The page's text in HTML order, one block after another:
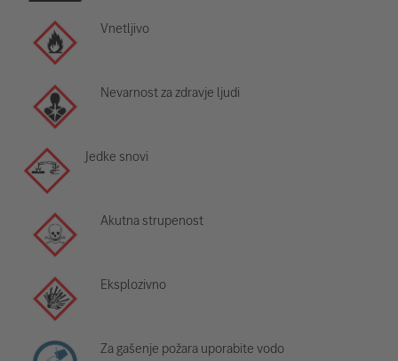
Vnetljivo
Nevarnost za zdravje ljudi
Jedke snovi
Akutna strupenost
Eksplozivno
Za gašenje požara uporabite vodo